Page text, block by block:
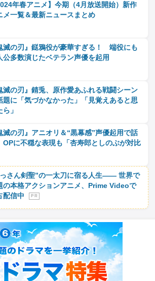
年春アニメ】今期（4月放送開始）新作
メ一覧＆最新ニュースまとめ
滅の刃』鎹鴉役が豪華すぎる！ 端役にも
公多数演じたベテラン声優を起用
滅の刃』錆兎、原作愛あふれる戦闘シーン
題に「気づかなかった」「見覚えあると思
ら」
滅の刃』アニオリ＆“黒幕感”声優起用で話
に不穏な表現も「杏寿郎としのぶが対比
さん剣聖”の一太刀に宿る人生―― 世界で
の本格アクションアニメ、Prime Videoで
配信中
P R